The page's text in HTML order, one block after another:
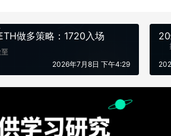
做多策略：1720入场
2026年7月8日 下午4:29